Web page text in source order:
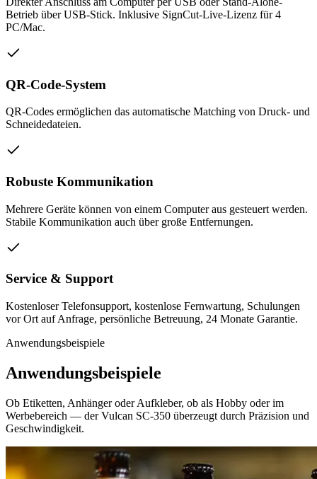
Betrieb über USB-Stick. Inklusive SignCut-Live-Lizenz für 4
PC/Mac.
QR-Code-System
QR-Codes ermöglichen das automatische Matching von Druck- und
Schneidedateien.
Robuste Kommunikation
Mehrere Geräte können von einem Computer aus gesteuert werden.
Stabile Kommunikation auch über große Entfernungen.
Service & Support
Kostenloser Telefonsupport, kostenlose Fernwartung, Schulungen
vor Ort auf Anfrage, persönliche Betreuung, 24 Monate Garantie.
Anwendungsbeispiele
Anwendungsbeispiele
Ob Etiketten, Anhänger oder Aufkleber, ob als Hobby oder im
Werbebereich — der Vulcan SC-350 überzeugt durch Präzision und
Geschwindigkeit.